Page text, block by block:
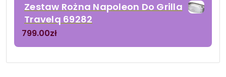
Zestaw Rożna Napoleon Do Grilla
Travelq 69282
799.00zł